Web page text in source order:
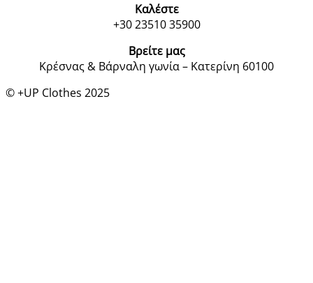
Καλέστε
+30 23510 35900
Βρείτε μας
Κρέσνας & Βάρναλη γωνία – Κατερίνη 60100
© +UP Clothes 2025